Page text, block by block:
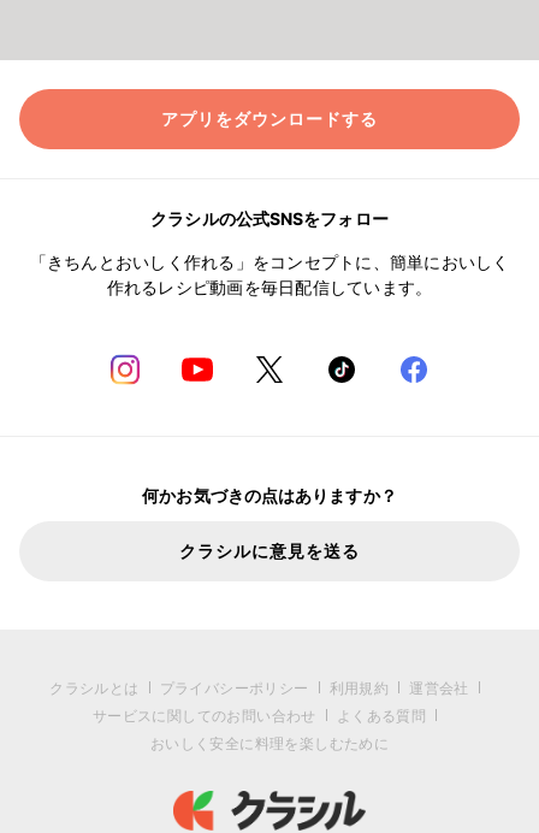
アプリをダウンロードする
クラシルの公式SNSをフォロー
「きちんとおいしく作れる」をコンセプトに、簡単においしく
作れるレシピ動画を毎日配信しています。
何かお気づきの点はありますか？
クラシルに意見を送る
クラシルとは プライバシーポリシー 利用規約
運営会社
サービスに関してのお問い合わせ
よくある質問
おいしく安全に料理を楽しむために